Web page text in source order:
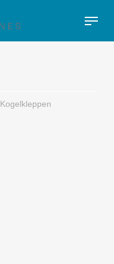
Menu
Kogelkleppen
Close
Filters
Close